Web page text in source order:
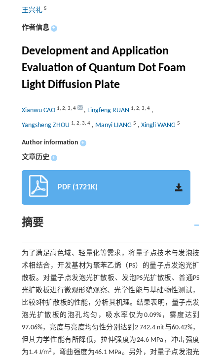
王兴礼 5
作者信息 +
Development and Application
Evaluation of Quantum Dot Foam
Light Diffusion Plate
Xianwu CAO 1, 2, 3, 4 , Lingfeng RUAN 1, 2, 3, 4,
Yangsheng ZHOU 1, 2, 3, 4, Manyi LIANG 5 , Xingli WANG 5
Author information +
文章历史 +
PDF (1721K)
摘要
为了满足高色域、轻量化等需求，将量子点技术与发泡技
术相结合，开发基材为聚苯乙烯（PS）的量子点发泡光扩
散板。对量子点发泡光扩散板、发泡PS光扩散板、普通PS
光扩散板进行微观形貌观察、光学性能与基础物性测试，
比较3种扩散板的性能，分析其机理。结果表明，量子点发
泡光扩散板的泡孔均匀，吸水率仅为0.09%，雾度达到
97.06%，亮度与亮度均匀性分别达到2 742.4 nit与60.42%，
但其力学性能有所降低，拉伸强度为24.6 MPa，冲击强度
为1.4 J/m2 ，弯曲强度为46.1 MPa。另外，对量子点发泡光